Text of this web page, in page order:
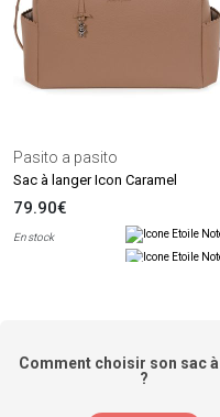
Pasito a pasito
Sac à langer Icon Caramel
79.90€
En stock
Comment choisir son sac
?